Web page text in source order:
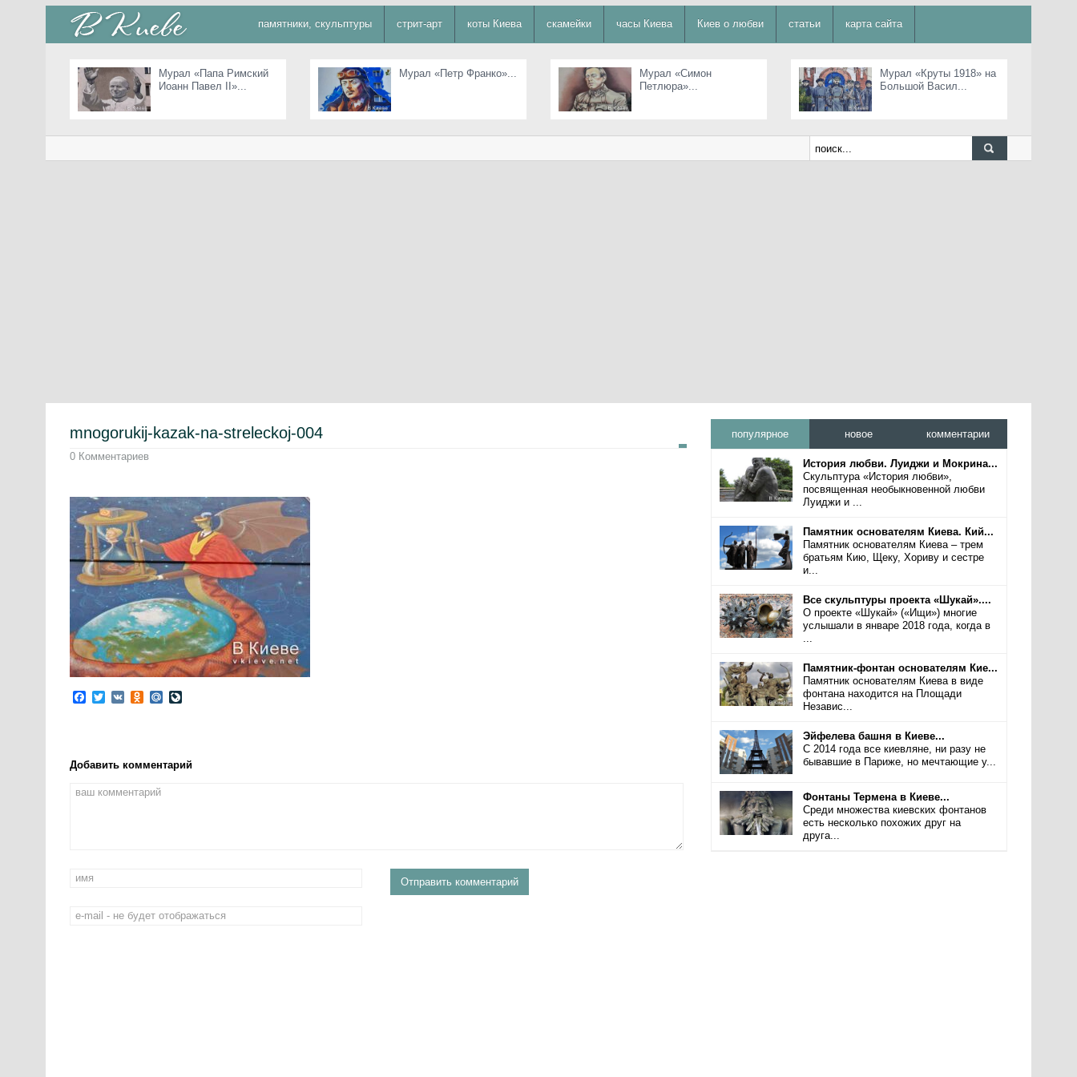
памятники, скульптуры стрит-арт коты Киева скамейки часы Киева Киев о любви статьи карта сайта
Мурал «Папа Римский
Иоанн Павел II»...
Мурал «Петр Франко»...
Мурал «Симон
Петлюра»...
Мурал «Круты 1918» на
Большой Васил...
mnogorukij-kazak-na-streleckoj-004
0 Комментариев
Facebook
Twitter
VK Odnoklassniki
Mail.Ru
Добавить комментарий
популярное новое комментарии
История любви. Луиджи и Мокрина...
Скульптура «История любви»,
посвященная необыкновенной любви
Луиджи и ...
Памятник основателям Киева. Кий...
Памятник основателям Киева – трем
братьям Кию, Щеку, Хориву и сестре
и...
Все скульптуры проекта «Шукай»....
О проекте «Шукай» («Ищи») многие
услышали в январе 2018 года, когда в
...
Памятник-фонтан основателям Кие...
Памятник основателям Киева в виде
фонтана находится на Площади
Независ...
Эйфелева башня в Киеве...
С 2014 года все киевляне, ни разу не
бывавшие в Париже, но мечтающие у...
Фонтаны Термена в Киеве...
Среди множества киевских фонтанов
есть несколько похожих друг на
друга...